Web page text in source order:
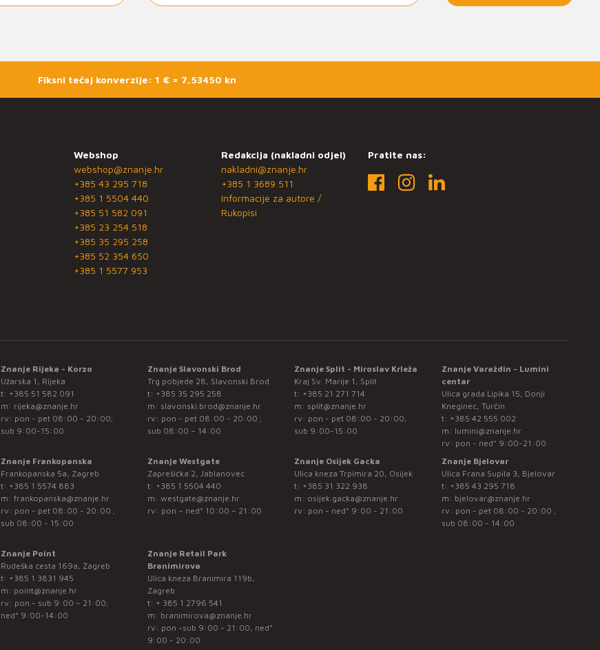
Fiksni tečaj konverzije: 1 € = 7,53450 kn
Webshop
webshop@znanje.hr
+385 43 295 718
+385 1 5504 440
+385 51 582 091
+385 23 254 518
+385 35 295 258
+385 52 354 650
+385 1 5577 953
Redakcija (nakladni odjel)
nakladni@znanje.hr
+385 1 3689 511
Informacije za autore /
Rukopisi
Pratite nas:
Znanje Rijeka - Korzo
Užarska 1, Rijeka
t: +385 51 582 091
m: rijeka@znanje.hr
rv: pon - pet 08:00 - 20:00;
sub 9:00-15:00
Znanje Slavonski Brod
Trg pobjede 28, Slavonski Brod
t: +385 35 295 258
m: slavonski.brod@znanje.hr
rv: pon - pet 08:00 - 20:00 ;
sub 08:00 – 14:00
Znanje Split - Miroslav Krleža
Kraj Sv. Marije 1, Split
t: +385 21 271 714
m: split@znanje.hr
rv: pon - pet 08:00 - 20:00;
sub 9:00-15:00
Znanje Varaždin - Lumini
centar
Ulica grada Lipika 15, Donji
Kneginec, Turčin
t: +385 42 555 002
m: lumini@znanje.hr
rv: pon - ned* 9:00-21:00
Znanje Frankopanska
Frankopanska 5a, Zagreb
t: +385 1 5574 883
m: frankopanska@znanje.hr
rv: pon - pet 08:00 - 20:00 ;
sub 08:00 - 15:00
Znanje Westgate
Zaprešićka 2, Jablanovec
t: +385 1 5504 440
m: westgate@znanje.hr
rv: pon – ned* 10:00 – 21:00
Znanje Osijek Gacka
Ulica kneza Trpimira 20, Osijek
t: +385 31 322 938
m: osijek.gacka@znanje.hr
rv: pon - ned* 9:00 - 21:00
Znanje Bjelovar
Ulica Frana Supila 3, Bjelovar
t: +385 43 295 718
m: bjelovar@znanje.hr
rv: pon - pet 08:00 - 20:00 ;
sub 08:00 - 14:00
Znanje Point
Rudeška cesta 169a, Zagreb
t: +385 1 3831 945
m: point@znanje.hr
rv: pon - sub 9:00 – 21:00;
ned* 9:00-14:00
Znanje Retail Park
Branimirova
Ulica kneza Branimira 119b,
Zagreb
t: + 385 1 2796 541
m: branimirova@znanje.hr
rv: pon -sub 9:00 - 21:00, ned*
9:00 - 20:00